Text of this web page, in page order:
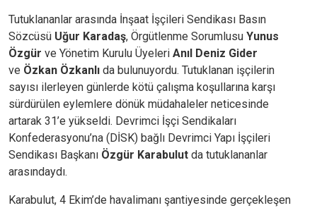
Tutuklananlar arasında İnşaat İşçileri Sendikası Basın
Sözcüsü Uğur Karadaş, Örgütlenme Sorumlusu Yunus
Özgür ve Yönetim Kurulu Üyeleri Anıl Deniz Gider
ve Özkan Özkanlı da bulunuyordu. Tutuklanan işçilerin
sayısı ilerleyen günlerde kötü çalışma koşullarına karşı
sürdürülen eylemlere dönük müdahaleler neticesinde
artarak 31’e yükseldi. Devrimci İşçi Sendikaları
Konfederasyonu’na (DİSK) bağlı Devrimci Yapı İşçileri
Sendikası Başkanı Özgür Karabulut da tutuklananlar
arasındaydı.
Karabulut, 4 Ekim’de havalimanı şantiyesinde gerçekleşen